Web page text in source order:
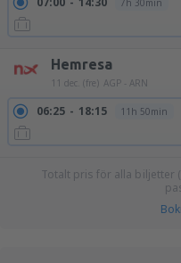
7h 30min
Hemresa
11 dec. (fre) AGP - ARN
06:25 18:15 11h 50min
Totalt pris för alla biljetter